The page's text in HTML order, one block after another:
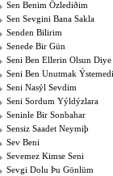
Sen Benim Özlediðim
Sen Sevgini Bana Sakla
Senden Bilirim
Senede Bir Gün
Seni Ben Ellerin Olsun
Seni Ben Unutmak
Seni Nasýl Sevdim
Seni Sordum Yýldýzlara
Seninle Bir Sonbahar
Sensiz Saadet Neymiþ
Sev Beni
Sevemez Kimse Seni
Sevgi Dolu Þu Gönlüm